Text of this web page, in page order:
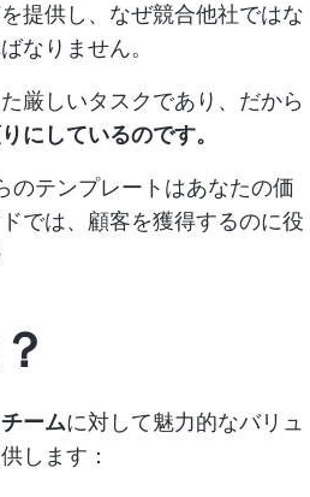
提供し、なぜ競合他社ではな
なりません。
厳しいタスクであり、だから
にしているのです。
のテンプレートはあなたの価
では、顧客を獲得するのに役
ームに対して魅力的なバリュ
します：